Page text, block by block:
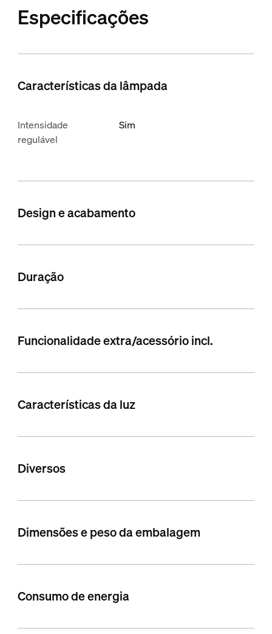
Especificações
Características da lâmpada
Intensidade
regulável
Sim
Design e acabamento
Duração
Funcionalidade extra/acessório incl.
Características da luz
Diversos
Dimensões e peso da embalagem
Consumo de energia